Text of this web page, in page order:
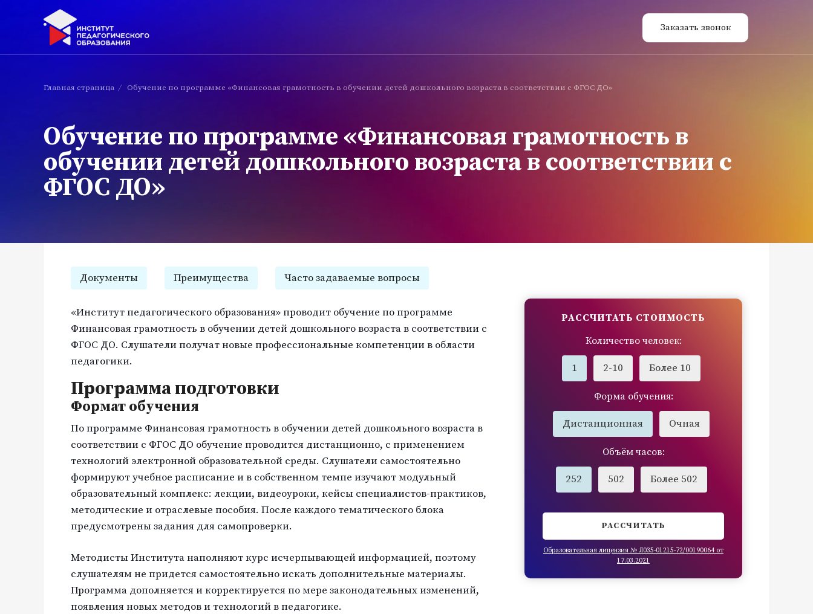
Заказать звонок
Главная страница / Обучение по программе «Финансовая грамотность в обучении детей дошкольного возраста в соответствии с ФГОС ДО»
Обучение по программе «Финансовая грамотность в
обучении детей дошкольного возраста в соответствии с
ФГОС ДО»
Документы Преимущества Часто задаваемые вопросы
РАССЧИТАТЬ СТОИМОСТЬ
Количество человек:
1 2-10 Более 10
Форма обучения:
Дистанционная Очная
Объём часов:
252 502 Более 502
РАССЧИТАТЬ
Образовательная лицензия № Л035-01215-72/00190064 от
17.03.2021
«Институт педагогического образования» проводит обучение по программе
Финансовая грамотность в обучении детей дошкольного возраста в соответствии с
ФГОС ДО. Слушатели получат новые профессиональные компетенции в области
педагогики.
Программа подготовки
Формат обучения
По программе Финансовая грамотность в обучении детей дошкольного возраста в
соответствии с ФГОС ДО обучение проводится дистанционно, с применением
технологий электронной образовательной среды. Слушатели самостоятельно
формируют учебное расписание и в собственном темпе изучают модульный
образовательный комплекс: лекции, видеоуроки, кейсы специалистов-практиков,
методические и отраслевые пособия. После каждого тематического блока
предусмотрены задания для самопроверки.
Методисты Института наполняют курс исчерпывающей информацией, поэтому
слушателям не придется самостоятельно искать дополнительные материалы.
Программа дополняется и корректируется по мере законодательных изменений,
появления новых методов и технологий в педагогике.